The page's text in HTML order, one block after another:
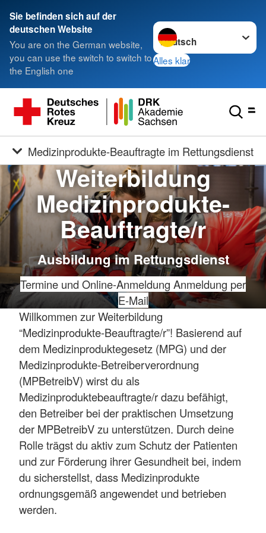
Sie befinden sich auf der
deutschen Website
You are on the German website,
you can use the switch to switch to
the English one
Sprache wechseln zu
Alles klar
Medizinprodukte-Beauftragte im Rettungsdienst
Weiterbildung
Medizinprodukte-
Beauftragte/r
Ausbildung im Rettungsdienst
Termine und Online-Anmeldung Anmeldung per
E-Mail
Willkommen zur Weiterbildung
“Medizinprodukte-Beauftragte/r”! Basierend auf
dem Medizinproduktegesetz (MPG) und der
Medizinprodukte-Betreiberverordnung
(MPBetreibV) wirst du als
Medizinproduktebeauftragte/r dazu befähigt,
den Betreiber bei der praktischen Umsetzung
der MPBetreibV zu unterstützen. Durch deine
Rolle trägst du aktiv zum Schutz der Patienten
und zur Förderung ihrer Gesundheit bei, indem
du sicherstellst, dass Medizinprodukte
ordnungsgemäß angewendet und betrieben
werden.